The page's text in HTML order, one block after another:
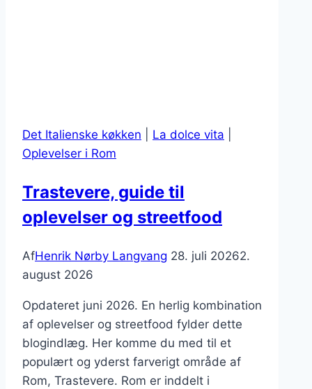
Det Italienske køkken La dolce vita
Oplevelser i Rom
Trastevere, guide til
oplevelser og streetfood
AfHenrik Nørby Langvang 28. juli 20262.
august 2026
Opdateret juni 2026. En herlig kombination
af oplevelser og streetfood fylder dette
blogindlæg. Her komme du med til et
populært og yderst farverigt område af
Rom, Trastevere. Rom er inddelt i